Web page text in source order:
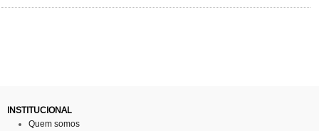
INSTITUCIONAL
Quem somos